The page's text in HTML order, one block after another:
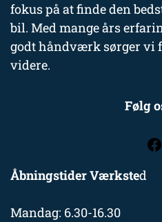
fokus på at finde den
bil. Med mange års
godt håndværk sørger vi
videre.
Følg
Åbningstider Værksted
Mandag: 6.30-16.30